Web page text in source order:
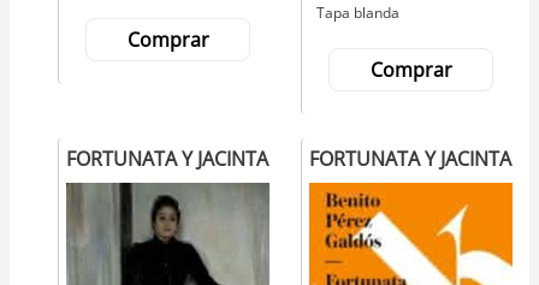
Comprar
Tapa blanda
Comprar
FORTUNATA Y JACINTA FORTUNATA Y JACINTA